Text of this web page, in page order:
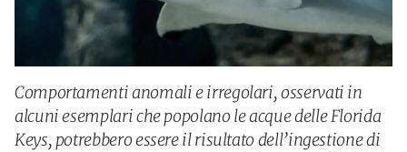
Comportamenti anomali e irregolari, osservati in
alcuni esemplari che popolano le acque delle Florida
Keys, potrebbero essere il risultato dell’ingestione di